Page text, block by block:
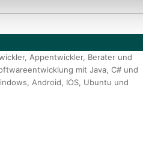
Appentwickler, Berater und
mit Java, C# und
Android, IOS, Ubuntu und